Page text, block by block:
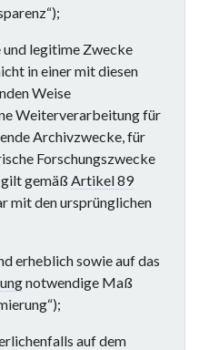
legitime Zwecke
in einer mit diesen
Weise
Weiterverarbeitung für
Archivzwecke, für
Forschungszwecke
gemäßArtikel 89
mit den ursprünglichen
erheblich sowie auf das
notwendige Maß
auf dem